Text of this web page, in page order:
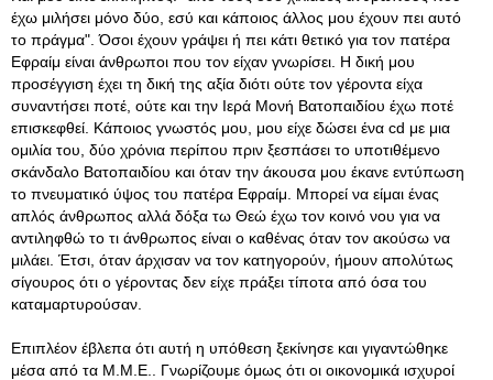
έχω μιλήσει μόνο δύο, εσύ και κάποιος άλλος μου έχουν πει αυτό
το πράγμα". Όσοι έχουν γράψει ή πει κάτι θετικό για τον πατέρα
Εφραίμ είναι άνθρωποι που τον είχαν γνωρίσει. Η δική μου
προσέγγιση έχει τη δική της αξία διότι ούτε τον γέροντα είχα
συναντήσει ποτέ, ούτε και την Ιερά Μονή Βατοπαιδίου έχω ποτέ
επισκεφθεί. Κάποιος γνωστός μου, μου είχε δώσει ένα cd με μια
ομιλία του, δύο χρόνια περίπου πριν ξεσπάσει το υποτιθέμενο
σκάνδαλο Βατοπαιδίου και όταν την άκουσα μου έκανε εντύπωση
το πνευματικό ύψος του πατέρα Εφραίμ . Μπορεί να είμαι ένας
απλός άνθρωπος αλλά δόξα τω Θεώ έχω τον κοινό νου για να
αντιληφθώ το τι άνθρωπος είναι ο καθένας όταν τον ακούσω να
μιλάει. Έτσι, όταν άρχισαν να τον κατηγορούν, ήμουν απολύτως
σίγουρος ότι ο γέροντας δεν είχε πράξει τίποτα από όσα του
καταμαρτυρούσαν.
Επιπλέον έβλεπα ότι αυτή η υπόθεση ξεκίνησε και γιγαντώθηκε
μέσα από τα Μ.Μ.Ε.. Γνωρίζουμε όμως ότι οι οικονομικά ισχυροί